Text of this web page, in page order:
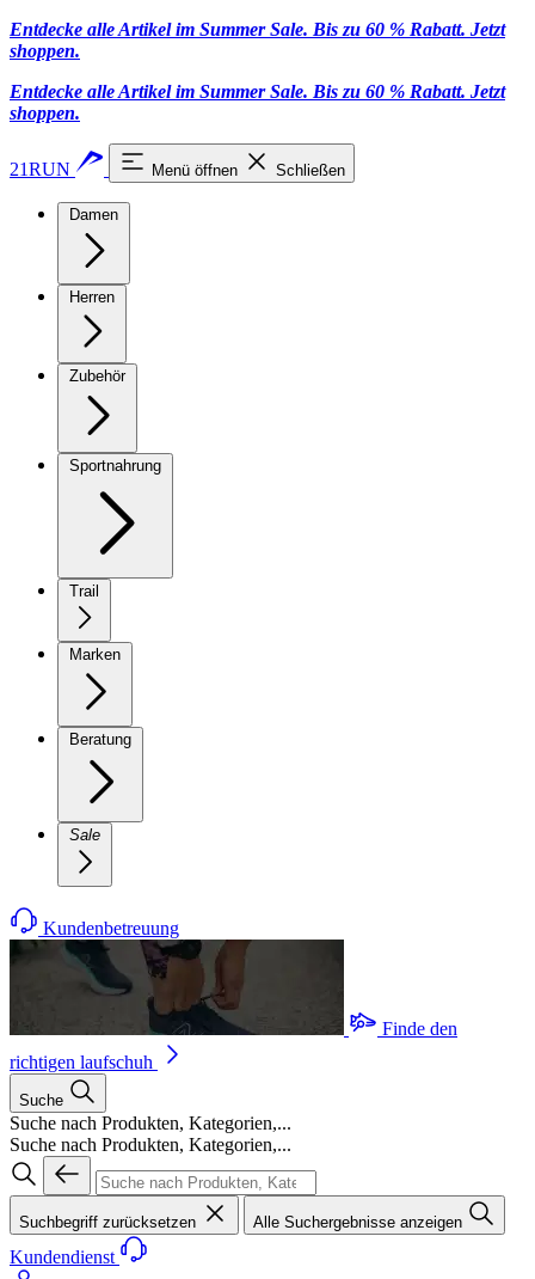
Entdecke alle Artikel im Summer Sale. Bis zu 60 % Rabatt. Jetzt
shoppen.
Entdecke alle Artikel im Summer Sale. Bis zu 60 % Rabatt. Jetzt
shoppen.
21RUN Menü öffnen Schließen
Damen
Herren
Zubehör
Sportnahrung
Trail
Marken
Beratung
Sale
Kundenbetreuung
Finde den
richtigen laufschuh
Suche
Suche nach Produkten, Kategorien,...
Suche nach Produkten, Kategorien,...
Suchbegriff zurücksetzen Alle Suchergebnisse anzeigen
Kundendienst